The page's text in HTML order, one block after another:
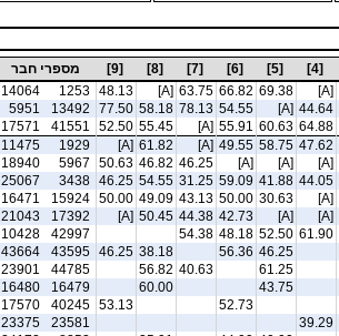
[4]
[5]
[6]
[7]
[8]
[9] מספרי חבר
[A]
69.38
66.82
63.75
[A]
48.13
1253
14064
44.64
[A]
54.55
78.13
58.18
77.50
13492
5951
64.88
60.63
55.91
[A]
55.45
52.50
41551
17571
47.62
58.75
49.55
[A]
61.82
[A]
1929
11475
[A]
[A]
[A]
46.25
46.82
50.63
5967
18940
44.05
41.88
59.09
31.25
54.55
46.25
3438
25067
[A]
30.63
50.00
43.13
49.09
50.00
15924
16471
[A]
[A]
42.73
44.38
50.45
[A]
17392
21043
61.90
52.50
48.18
54.38
42997
10428
46.25
56.36
38.18
46.25
43595
43664
61.25
40.63
56.82
44785
23901
43.75
60.00
16479
16480
52.73
53.13
40245
17570
39.29
23581
23375